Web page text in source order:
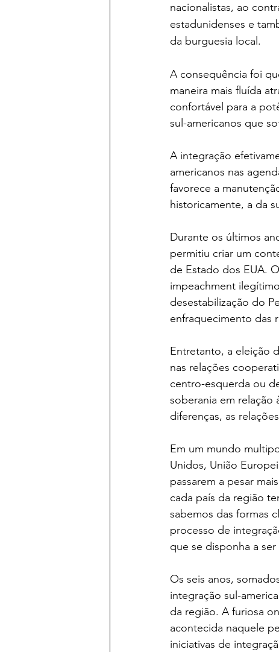
nacionalistas, ao
estadunidenses e
da burguesia local.
A consequência foi
maneira mais fluída
confortável para a
sul-americanos que
A integração
americanos nas
favorece a
historicamente, a da
Durante os últimos
permitiu criar um
de Estado dos EUA.
impeachment
desestabilização do
enfraquecimento das
Entretanto, a eleição
nas relações
centro-esquerda ou
soberania em relação
diferenças, as
Em um mundo
Unidos, União
passarem a pesar
cada país da região
sabemos das formas
processo de
que se disponha a
Os seis anos,
integração sul-
da região. A furiosa
acontecida naquele
iniciativas de